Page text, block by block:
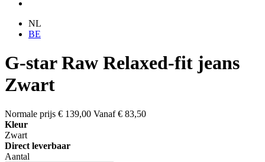
NL
BE
G-star Raw Relaxed-fit jeans
Zwart
Normale prijs € 139,00 Vanaf € 83,50
Kleur
Zwart
Direct leverbaar
Aantal